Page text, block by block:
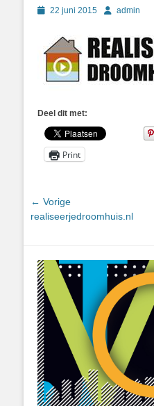
Geplaatst
22 juni 2015 Authoradmin
Deel dit met:
Print
Bericht
navigatie
← Vorige
Vorig
realiseerjedroomhuis.nl